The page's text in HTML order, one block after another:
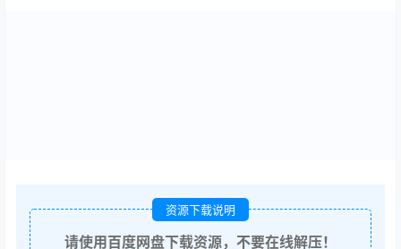
资源下载说明
请使用百度网盘下载资源，不要在线解压！